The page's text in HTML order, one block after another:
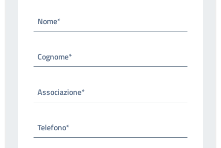
Nome*
Cognome*
Associazione*
Telefono*